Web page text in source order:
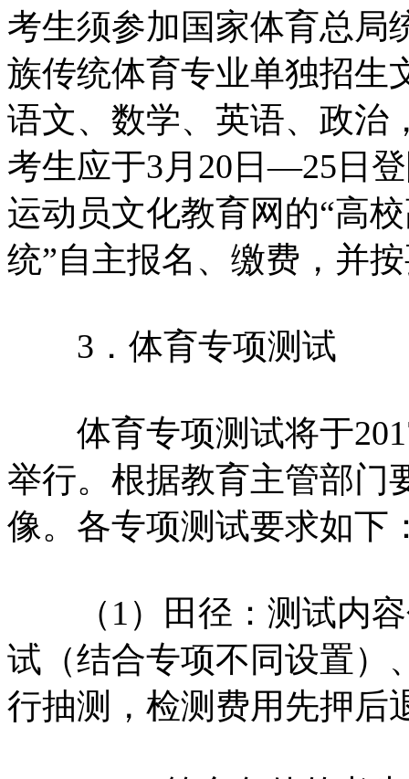
考生须参加国家体育总局
族传统体育专业单独招生
语文、数学、英语、政治
考生应于3月20日—25日
运动员文化教育网的“高
统”自主报名、缴费，并
3．体育专项测试
体育专项测试将于
举行。根据教育主管部门
像。各专项测试要求如下
（1）田径：测试内容
试（结合专项不同设置）
行抽测，检测费用先押后